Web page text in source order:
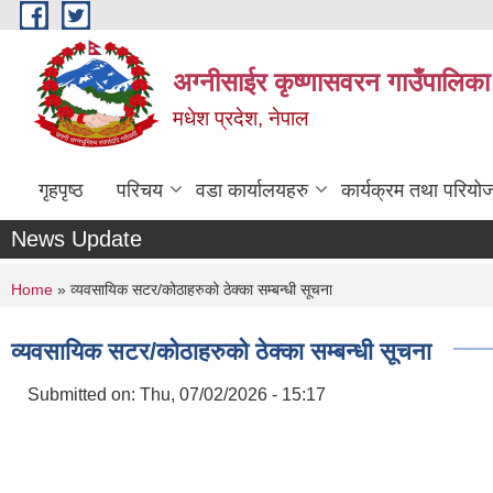
Skip to main content
अग्नीसाईर कृष्णासवरन गाउँपालिका
मधेश प्रदेश, नेपाल
गृहपृष्ठ परिचय वडा कार्यालयहरु कार्यक्रम तथा
News Update
You are here
Home » व्यवसायिक सटर/कोठाहरुको ठेक्का सम्बन्धी सूचना
व्यवसायिक सटर/कोठाहरुको ठेक्का सम्बन्धी सूचना
Submitted on: Thu, 07/02/2026 - 15:17